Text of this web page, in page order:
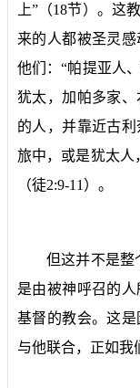
上”（18节）。这
来的人都被圣灵
他们：“帕提亚人
犹太，加帕多家
的人，并靠近古
旅中，或是犹太人
（徒2:9-11 ）。
但这并不是整
是由被神呼召的
基督的教会。这
与他联合，正如我